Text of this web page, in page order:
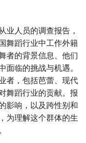
业人员的调查报告，
舞蹈行业中工作外籍
者的背景信息、他们
面临的挑战与机遇。
者，包括芭蕾、现代
舞蹈行业的贡献。报
影响，以及跨性别和
为理解这个群体的生